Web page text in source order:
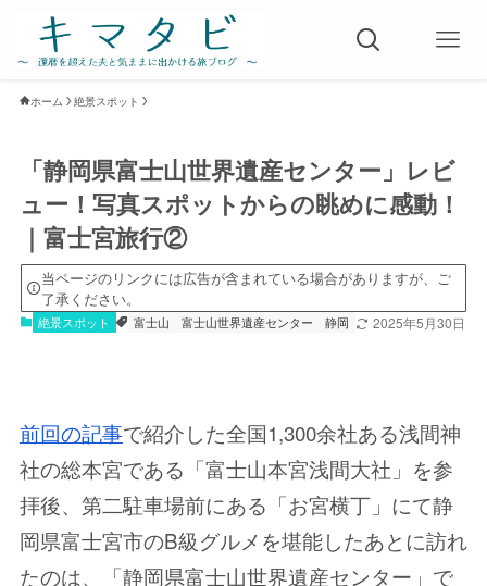
ホーム 絶景スポット
「静岡県富士山世界遺産センター」レビ
ュー！写真スポットからの眺めに感動！
｜富士宮旅行②
当ページのリンクには広告が含まれている場合がありますが、ご
了承ください。
絶景スポット 富士山 富士山世界遺産センター 静岡 2025年5月30日
前回の記事で紹介した全国1,300余社ある浅間神
社の総本宮である「富士山本宮浅間大社」を参
拝後、第二駐車場前にある「お宮横丁」にて静
岡県富士宮市のB級グルメを堪能したあとに訪れ
たのは、「静岡県富士山世界遺産センター」で